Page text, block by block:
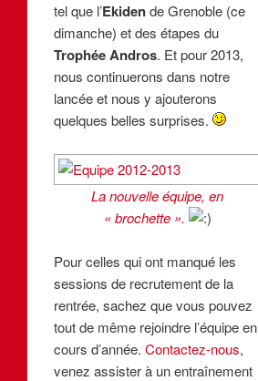
tel que l’Ekidende Grenoble (ce
dimanche) et des étapes du
Trophée Andros. Et pour 2013,
nous continuerons dans notre
lancée et nous y ajouterons
quelques belles surprises.
La nouvelle équipe, en
« brochette ».
Pour celles qui ont manqué les
sessions de recrutement de la
rentrée, sachez que vous pouvez
tout de même rejoindre l’équipe en
cours d’année.Contactez-nous,
venez assister à un entraînement